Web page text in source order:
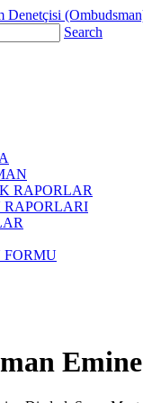
Search
RAPORLAR
RAPORLARI
FORMU